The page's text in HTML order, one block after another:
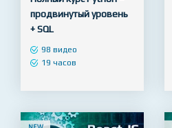
Premium-PLUS
    
     5
продвинутый уровень
+ SQL